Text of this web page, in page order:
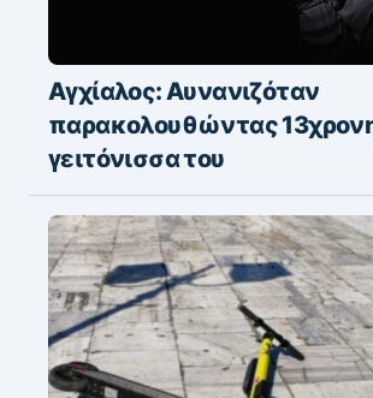
Αγχίαλος: Αυνανιζόταν
παρακολουθώντας
γειτόνισσα του